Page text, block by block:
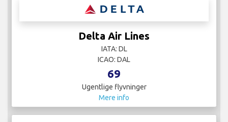
Delta Air Lines
IATA: DL
ICAO: DAL
69
Ugentlige flyvninger
Mere info